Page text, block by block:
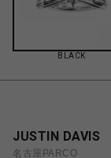
BLACK
JUSTIN DAVIS
名古屋PARCO